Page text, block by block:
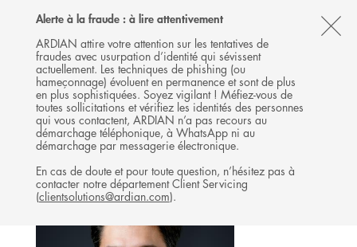
Alerte à la fraude : à lire attentivement
ARDIAN attire votre attention sur les tentatives de
fraudes avec usurpation d’identité qui sévissent
actuellement. Les techniques de phishing (ou
hameçonnage) évoluent en permanence et sont de plus
en plus sophistiquées. Soyez vigilant ! Méfiez-vous de
toutes sollicitations et vérifiez les identités des personnes
qui vous contactent, ARDIAN n’a pas recours au
démarchage téléphonique, à WhatsApp ni au
démarchage par messagerie électronique.
En cas de doute et pour toute question, n’hésitez pas à
contacter notre département Client Servicing
(clientsolutions@ardian.com).
Follow
Ardian
on
X
Follow
Ardian
on
LinkedIn
Follow
Ardian
on
YouTube
Ardian
on
Jobs
on
LinkedIn
MENU
L'ÉQUIPE
INFRASTRUCTURE